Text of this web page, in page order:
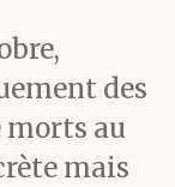
des
morts au
mais